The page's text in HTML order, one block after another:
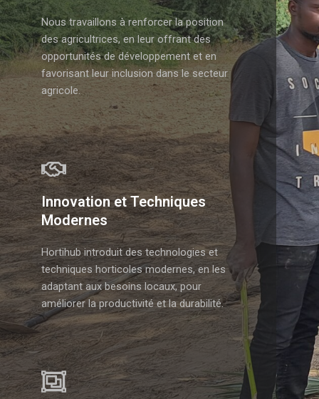
Nous travaillons à renforcer la position
des agricultrices, en leur offrant des
opportunités de développement et en
favorisant leur inclusion dans le secteur
agricole.
Innovation et Techniques
Modernes
Hortihub introduit des technologies et
techniques horticoles modernes, en les
adaptant aux besoins locaux, pour
améliorer la productivité et la durabilité.